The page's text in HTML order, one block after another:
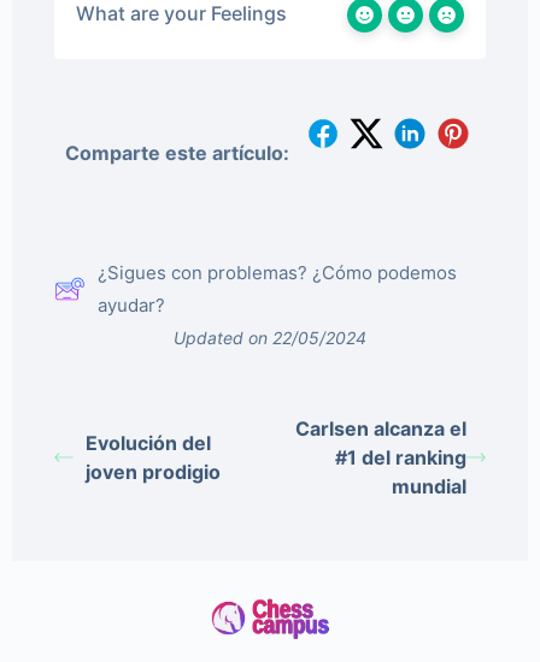
What are your Feelings
Comparte este artículo:
¿Sigues con problemas? ¿Cómo podemos
ayudar?
Updated on 22/05/2024
Evolución del
joven prodigio
Carlsen alcanza el
#1 del ranking
mundial